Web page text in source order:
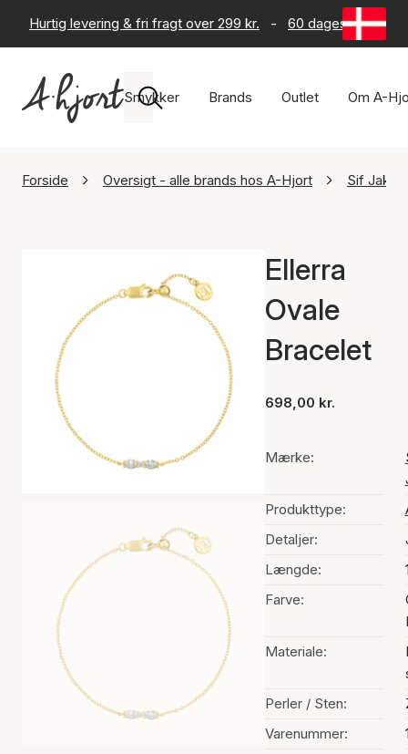
Hurtig levering & fri fragt over 299 kr. - 60 dages returret
Smykker Brands Outlet Om A-
Forside Oversigt - alle brands hos A-Hjort Sif
Ellerra
Ovale
Bracelet
698,00 kr.
Mærke:
Produkttype:
Detaljer:
Længde:
Farve:
Materiale:
Perler / Sten:
Varenummer: